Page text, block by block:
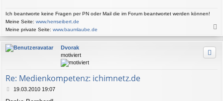
Ich beantworte keine Fragen per PN oder Mail die im Forum beantwortet werden können!
Meine Seite: www.herrseibert.de
Meine private Seite: www.baumlaube.de
a
c
Dvorak
motiviert
Re: Medienkompetenz: ichimnetz.de
B19.03.2010 19:07